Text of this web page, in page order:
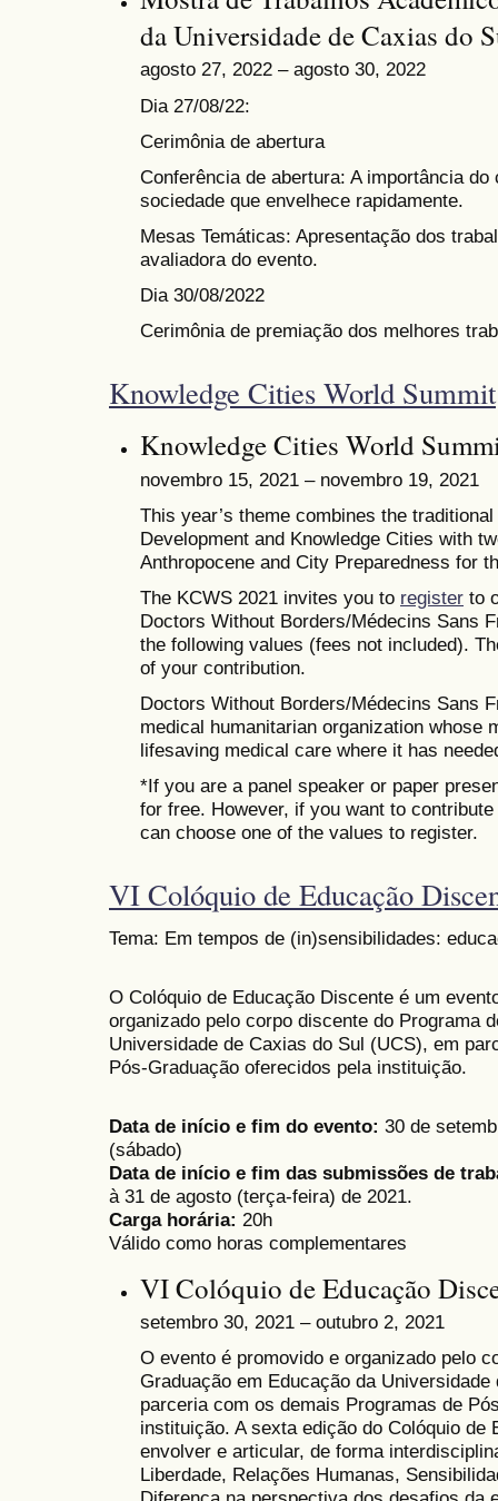
da Universidade de Caxias do
agosto 27, 2022 – agosto 30, 2022
Dia 27/08/22:
Cerimônia de abertura
Conferência de abertura: A importância
sociedade que envelhece rapidamente.
Mesas Temáticas: Apresentação dos
avaliadora do evento.
Dia 30/08/2022
Cerimônia de premiação dos melhores
Knowledge Cities World Summit
Knowledge Cities World
novembro 15, 2021 – novembro 19, 2021
This year’s theme combines the
Development and Knowledge Cities with
Anthropocene and City Preparedness for
The KCWS 2021 invites you to register to
Doctors Without Borders/Médecins Sans
the following values (fees not included).
of your contribution.
Doctors Without Borders/Médecins Sans
medical humanitarian organization
lifesaving medical care where it has
*If you are a panel speaker or paper
for free. However, if you want to
can choose one of the values to register.
VI Colóquio de Educação
Tema: Em tempos de (in)sensibilidades:
O Colóquio de Educação Discente é um
organizado pelo corpo discente do Programa
Universidade de Caxias do Sul (UCS), em
Pós-Graduação oferecidos pela instituição.
Data de início e fim do evento: 30 de
(sábado)
Data de início e fim das submissões de
à 31 de agosto (terça-feira) de 2021.
Carga horária: 20h
Válido como horas complementares
VI Colóquio de Educação
setembro 30, 2021 – outubro 2, 2021
O evento é promovido e organizado pelo
Graduação em Educação da
parceria com os demais Programas de
instituição. A sexta edição do Colóquio de
envolver e articular, de forma
Liberdade, Relações Humanas,